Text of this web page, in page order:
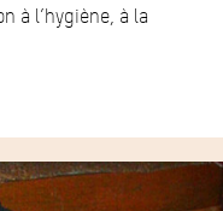
à l’hygiène, à la